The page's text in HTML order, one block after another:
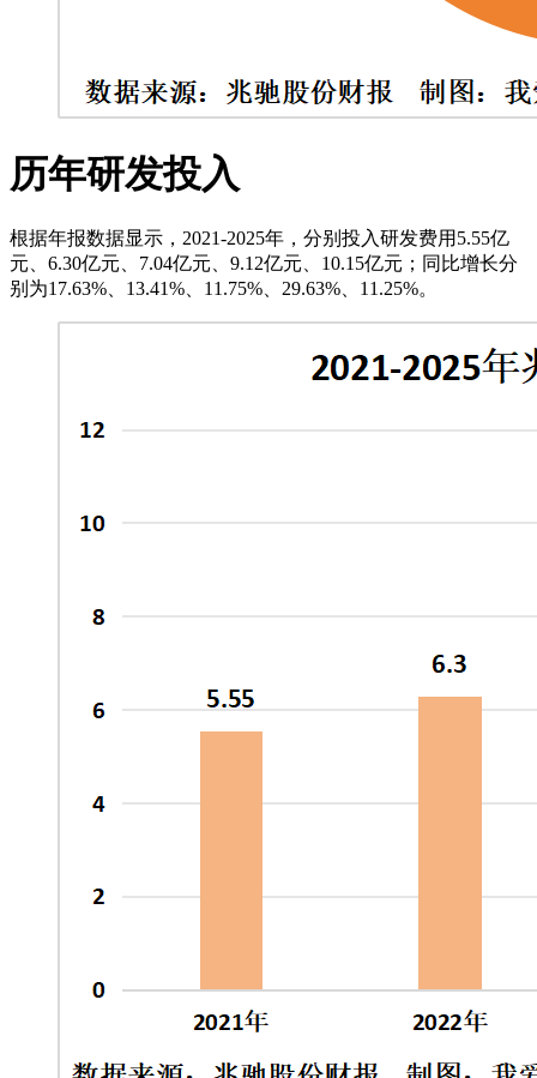
历年研发投入
根据年报数据显示，2021-2025年，分别投入研发费用5.55亿
元、6.30亿元、7.04亿元、9.12亿元、10.15亿元；同比增长分
别为17.63%、13.41%、11.75%、29.63%、11.25%。